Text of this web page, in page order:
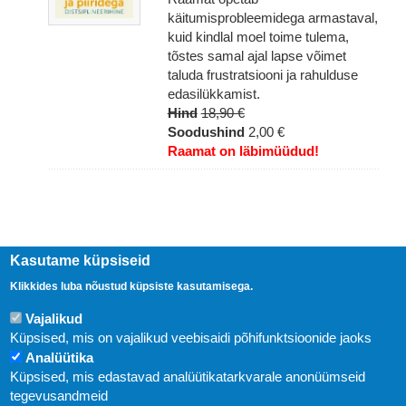
käitumisprobleemidega armastaval,
kuid kindlal moel toime tulema,
tõstes samal ajal lapse võimet
taluda frustratsiooni ja rahulduse
edasilükkamist.
Hind 18,90 €
Soodushind 2,00 €
Raamat on läbimüüdud!
Uudised
Kasutame küpsiseid
Klikkides luba nõustud küpsiste kasutamisega.
Vajalikud
Küpsised, mis on vajalikud veebisaidi põhifunktsioonide jaoks
Analüütika
Küpsised, mis edastavad analüütikatarkvarale anonüümseid
tegevusandmeid